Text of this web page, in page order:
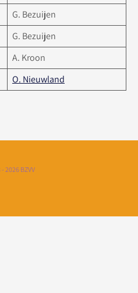
G. Bezuijen
G. Bezuijen
A. Kroon
O. Nieuwland
2026 BZVV